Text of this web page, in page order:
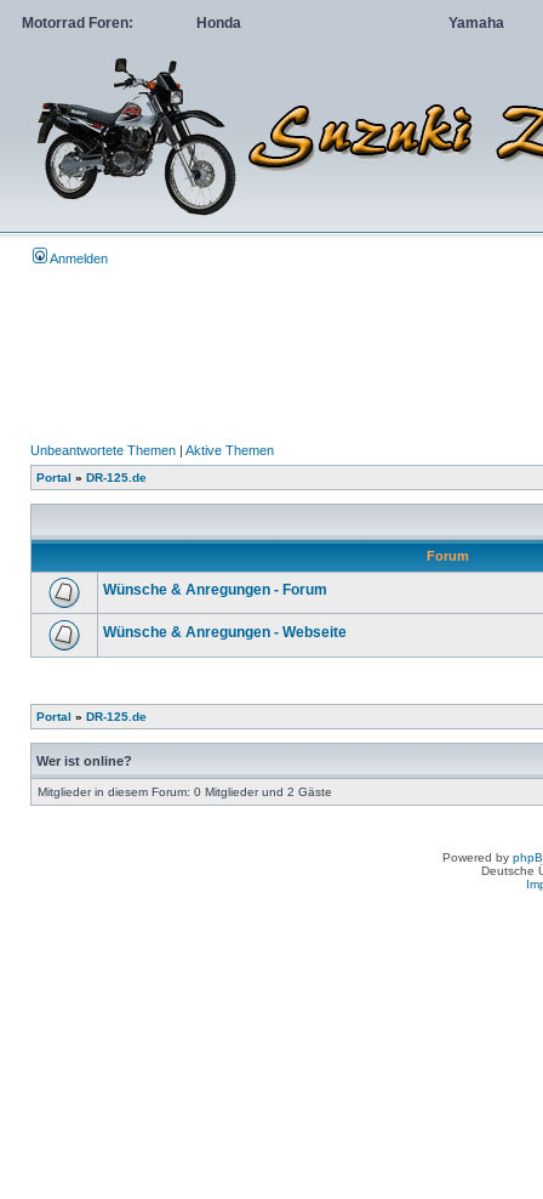
Motorrad Foren: Honda Yamaha
Anmelden
Unbeantwortete Themen | Aktive Themen
Portal » DR-125.de
Forum
Wünsche & Anregungen - Forum
Wünsche & Anregungen - Webseite
Portal » DR-125.de
Wer ist online?
Mitglieder in diesem Forum: 0 Mitglieder und 2 Gäste
Powered by
Deutsche